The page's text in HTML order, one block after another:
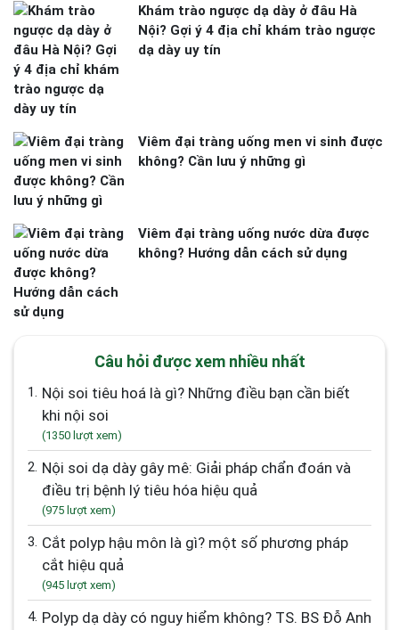
Khám trào ngược dạ dày ở đâu Hà
Nội? Gợi ý 4 địa chỉ khám trào ngược
dạ dày uy tín
Viêm đại tràng uống men vi sinh được
không? Cần lưu ý những gì
Viêm đại tràng uống nước dừa được
không? Hướng dẫn cách sử dụng
Câu hỏi được xem nhiều nhất
1. Nội soi tiêu hoá là gì? Những điều bạn cần biết
khi nội soi
(1350 lượt xem)
2. Nội soi dạ dày gây mê: Giải pháp chẩn đoán và
điều trị bệnh lý tiêu hóa hiệu quả
(975 lượt xem)
3. Cắt polyp hậu môn là gì? một số phương pháp
cắt hiệu quả
(945 lượt xem)
4. Polyp dạ dày có nguy hiểm không? TS. BS Đỗ Anh